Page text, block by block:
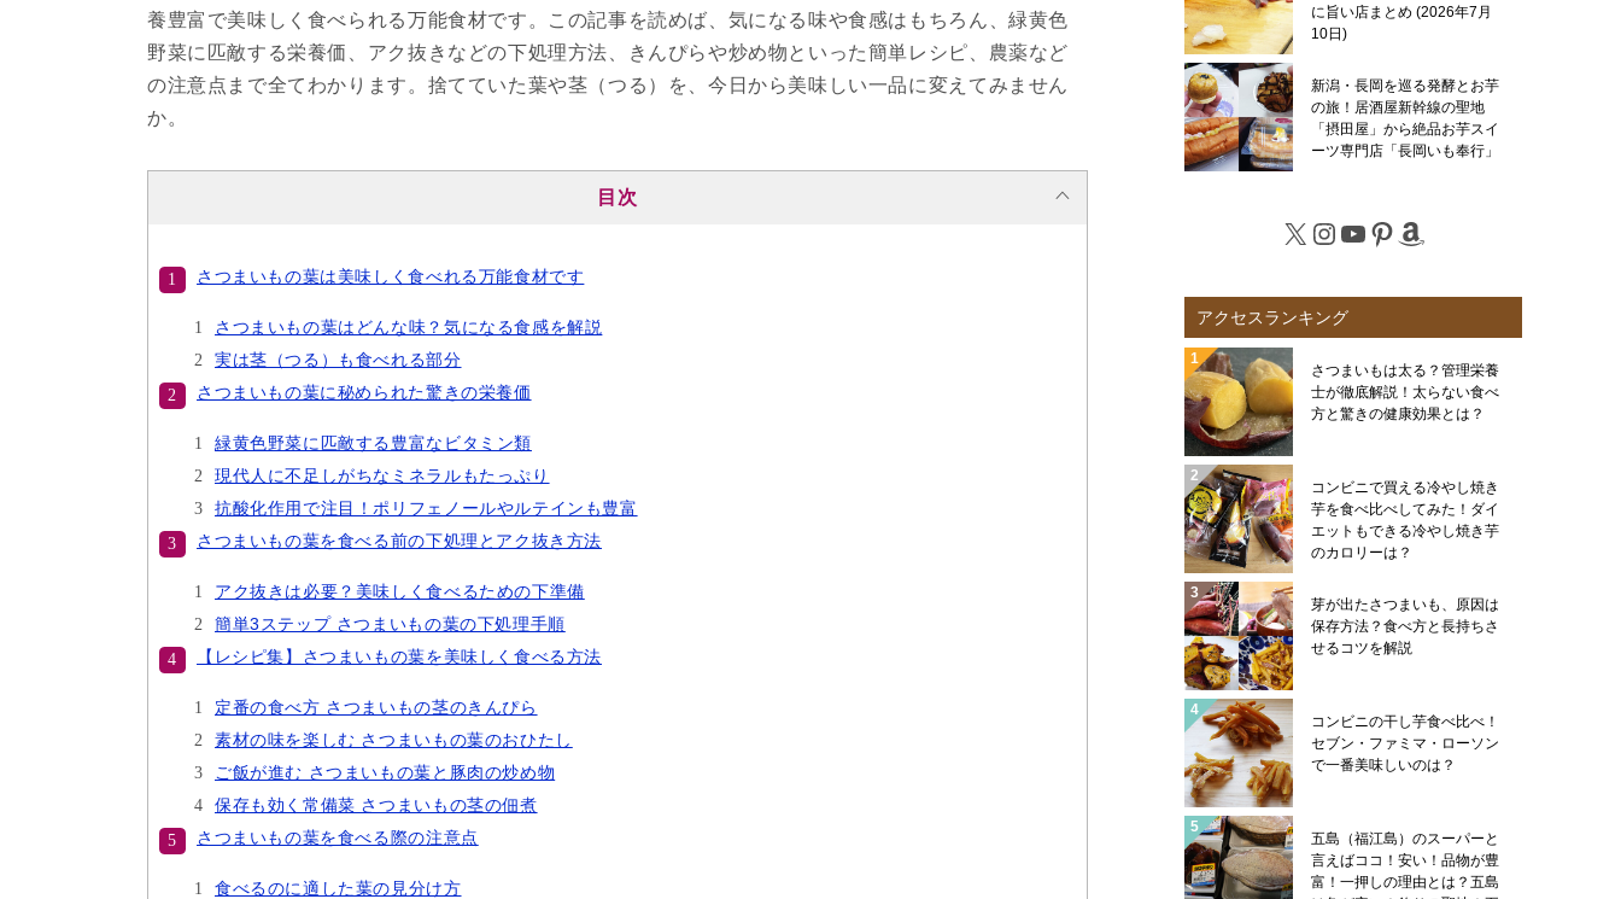
養豊富で美味しく食べられる万能食材です。この記事を読めば、気になる味や食感はもちろん、緑黄色
野菜に匹敵する栄養価、アク抜きなどの下処理方法、きんぴらや炒め物といった簡単レシピ、農薬など
の注意点まで全てわかります。捨てていた葉や茎（つる）を、今日から美味しい一品に変えてみません
か。
目次
さつまいもの葉は美味しく食べれる万能食材です
さつまいもの葉はどんな味？気になる食感を解説
実は茎（つる）も食べれる部分
さつまいもの葉に秘められた驚きの栄養価
緑黄色野菜に匹敵する豊富なビタミン類
現代人に不足しがちなミネラルもたっぷり
抗酸化作用で注目！ポリフェノールやルテインも豊富
さつまいもの葉を食べる前の下処理とアク抜き方法
アク抜きは必要？美味しく食べるための下準備
簡単3ステップ さつまいもの葉の下処理手順
【レシピ集】さつまいもの葉を美味しく食べる方法
定番の食べ方 さつまいもの茎のきんぴら
素材の味を楽しむ さつまいもの葉のおひたし
ご飯が進む さつまいもの葉と豚肉の炒め物
保存も効く常備菜 さつまいもの茎の佃煮
さつまいもの葉を食べる際の注意点
食べるのに適した葉の見分け方
に旨い店まとめ 2026年7月
10日
新潟・長岡を巡る発酵とお芋
の旅！居酒屋新幹線の聖地
「摂田屋」から絶品お芋スイ
ーツ専門店「長岡いも奉行」
X Instagram
YouTube
Pinterest
Amazon
アクセスランキング
さつまいもは太る？管理栄養
士が徹底解説！太らない食べ
方と驚きの健康効果とは？
コンビニで買える冷やし焼き
芋を食べ比べしてみた！ダイ
エットもできる冷やし焼き芋
のカロリーは？
芽が出たさつまいも、原因は
保存方法？食べ方と長持ちさ
せるコツを解説
コンビニの干し芋食べ比べ！
セブン・ファミマ・ローソン
で一番美味しいのは？
五島（福江島）のスーパーと
言えばココ！安い！品物が豊
富！一押しの理由とは？五島